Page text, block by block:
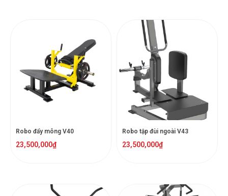
Robo đẩy mông V40
23,500,000₫
Robo tập đùi ngoài V43
23,500,000₫